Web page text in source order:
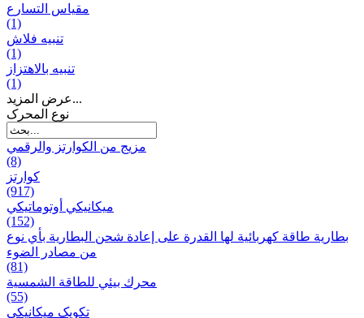
مقياس التسارع
(1)
تنبيه فلاش
(1)
تنبيه بالاهتزاز
(1)
عرض المزيد...
نوع المحرک
مزيج من الكوارتز والرقمي
(8)
كوارتز
(917)
ميكانيكي أوتوماتيكي
(152)
بطارية طاقة كهربائية لها القدرة على إعادة شحن البطارية بأي نوع
من مصادر الضوء
(81)
محرك بيئي للطاقة الشمسية
(55)
تکویک ميكانيكي